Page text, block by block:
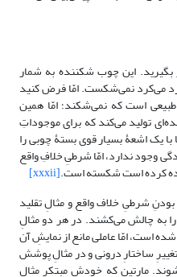
این چوب شکننده به شمار
می‌کرد نمی‌شکست. امّا فرض کنید
است که نمی‌شکند؛ امّا همین
تولید می‌کند که برای موجوداتِ
یک اشعۀ بسیار قوی بستۀ چوبی را
وجود ندارد، امّا شرطیِ خلافِ واقع
کرده است شکسته است.[xxxii]
شرطیِ خلاف واقع و مثالِ تقلید
به چالش می‌کشند. در هر دو مثالِ
امّا عاملی مانع از نمایشِ آن
ساختارِ درونی و در مثالِ پوشش
مارتین که خودش مبتکرِ مثالِ